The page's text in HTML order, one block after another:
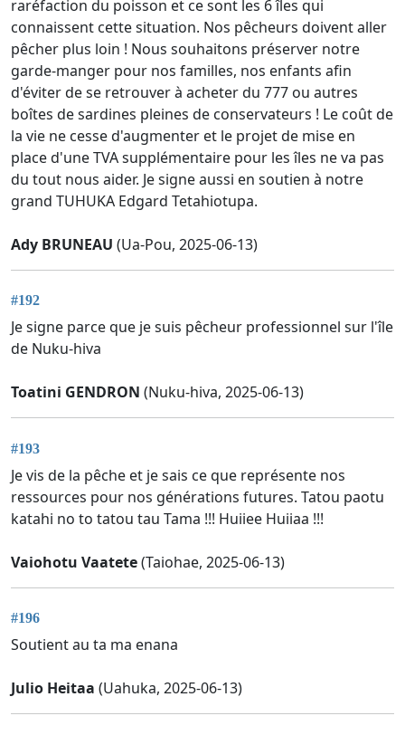
raréfaction du poisson et ce sont les 6 îles qui
connaissent cette situation. Nos pêcheurs doivent aller
pêcher plus loin ! Nous souhaitons préserver notre
garde-manger pour nos familles, nos enfants afin
d'éviter de se retrouver à acheter du 777 ou autres
boîtes de sardines pleines de conservateurs ! Le coût de
la vie ne cesse d'augmenter et le projet de mise en
place d'une TVA supplémentaire pour les îles ne va pas
du tout nous aider. Je signe aussi en soutien à notre
grand TUHUKA Edgard Tetahiotupa.
Ady BRUNEAU (Ua-Pou, 2025-06-13)
#192
Je signe parce que je suis pêcheur professionnel sur l'île
de Nuku-hiva
Toatini GENDRON (Nuku-hiva, 2025-06-13)
#193
Je vis de la pêche et je sais ce que représente nos
ressources pour nos générations futures. Tatou paotu
katahi no to tatou tau Tama !!! Huiiee Huiiaa !!!
Vaiohotu Vaatete(Taiohae, 2025-06-13)
#196
Soutient au ta ma enana
Julio Heitaa (Uahuka, 2025-06-13)